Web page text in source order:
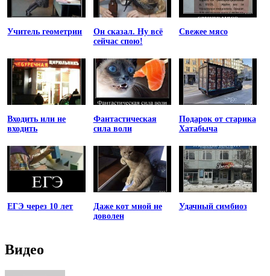
Учитель геометрии
Он сказал. Ну всё
сейчас спою!
Свежее мясо
Входить или не
входить
Фантастическая
сила воли
Подарок от старика
Хатабыча
ЕГЭ через 10 лет
Даже кот мной не
доволен
Удачный симбиоз
Видео